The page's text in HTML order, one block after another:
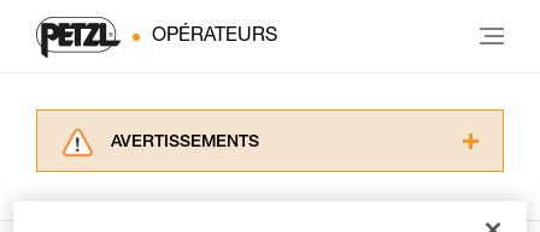
OPÉRATEURS
AVERTISSEMENTS